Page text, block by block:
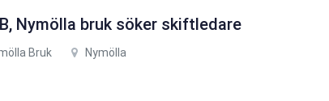
Nymölla bruk söker skiftledare
Bruk Nymölla